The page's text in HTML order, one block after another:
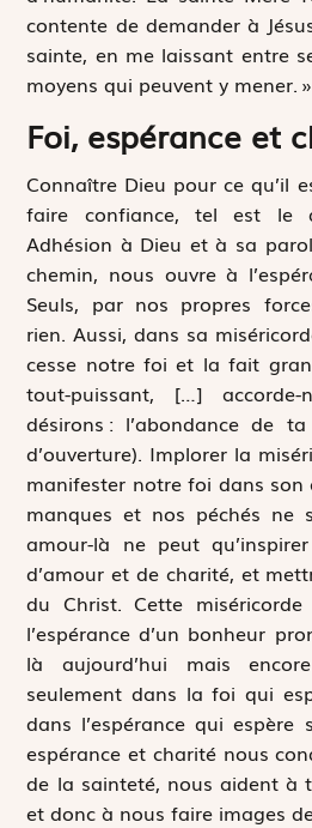
contente de demander à
sainte, en me laissant entre
moyens qui peuvent y mener. »
Foi, espérance et
Connaître Dieu pour ce qu’il
faire confiance, tel est le
Adhésion à Dieu et à sa
chemin, nous ouvre à
Seuls, par nos propres
rien. Aussi, dans sa
cesse notre foi et la fait
tout-puissant, […]
désirons : l’abondance de
d’ouverture). Implorer la
manifester notre foi dans
manques et nos péchés ne
amour-là ne peut
d’amour et de charité, et
du Christ. Cette
l’espérance d’un bonheur
là aujourd’hui mais
seulement dans la foi qui
dans l’espérance qui espère
espérance et charité nous
de la sainteté, nous aident à
et donc à nous faire images